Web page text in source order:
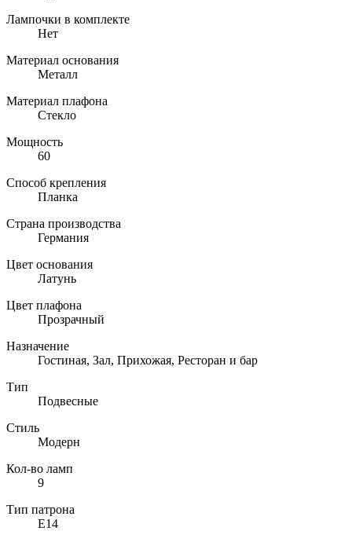
Лампочки в комплекте
Нет
Материал основания
Металл
Материал плафона
Стекло
Мощность
60
Способ крепления
Планка
Страна производства
Германия
Цвет основания
Латунь
Цвет плафона
Прозрачный
Назначение
Гостиная, Зал, Прихожая, Ресторан и бар
Тип
Подвесные
Стиль
Модерн
Кол-во ламп
9
Тип патрона
E14